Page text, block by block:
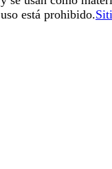
uso está prohibido.